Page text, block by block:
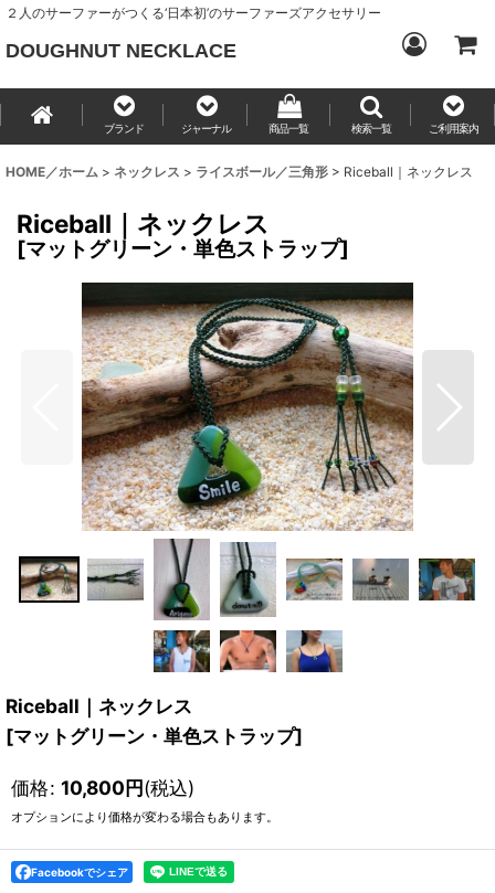
２人のサーファーがつくる‘日本初’のサーファーズアクセサリー
DOUGHNUT NECKLACE
ブランド ジャーナル 商品一覧 検索一覧 ご利用案内
HOME／ホーム > ネックレス > ライスボール／三角形 > Riceball｜ネックレス
Riceball｜ネックレス
[マットグリーン・単色ストラップ]
Riceball｜ネックレス
[マットグリーン・単色ストラップ]
価格: 10,800円(税込)
オプションにより価格が変わる場合もあります。
Facebookでシェア